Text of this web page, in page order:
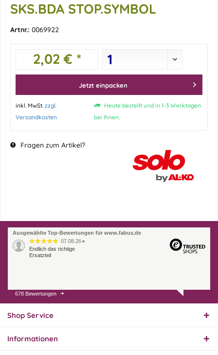
SKS.BDA STOP.SYMBOL
Artnr.: 0069922
2,02 € *
Jetzt einpacken
inkl. MwSt. zzgl.
Versandkosten
Heute bestellt und in 1-3 Werktagen
bei Ihnen.
Fragen zum Artikel?
Ausgewählte Top-Bewertungen für www.fabus.de
07.08.26 ▼
Endlich das richtige
Ersatzteil
01.08.26
Innerhalb 2 Tagen Ware
678 Bewertungen
Shop Service
Informationen